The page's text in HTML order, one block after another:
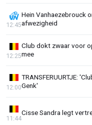
Hein Vanhaezebrouck
afwezigheid
12:45
Club dokt zwaar voor
mee
12:25
TRANSFERUURTJE:
Genk'
12:00
Cisse Sandra legt
11:44